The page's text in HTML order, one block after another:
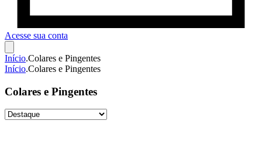
Acesse sua conta
Início.Colares e Pingentes
Início.Colares e Pingentes
Colares e Pingentes